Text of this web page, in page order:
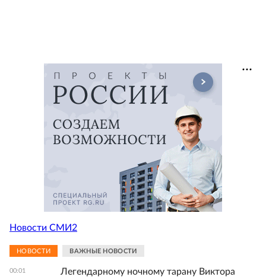
Новости СМИ2
НОВОСТИ ВАЖНЫЕ НОВОСТИ
00:01
Легендарному ночному тарану Виктора